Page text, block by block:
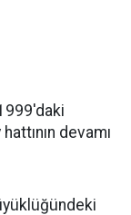
devamı